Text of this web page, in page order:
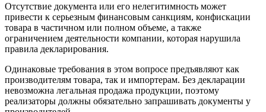
Отсутствие документа или его нелегитимность может
привести к серьезным финансовым санкциям, конфискации
товара в частичном или полном объеме, а также
ограничением деятельности компании, которая нарушила
правила декларирования.
Одинаковые требования в этом вопросе предъявляют как
производителям товара, так и импортерам. Без декларации
невозможна легальная продажа продукции, поэтому
реализаторы должны обязательно запрашивать документы у